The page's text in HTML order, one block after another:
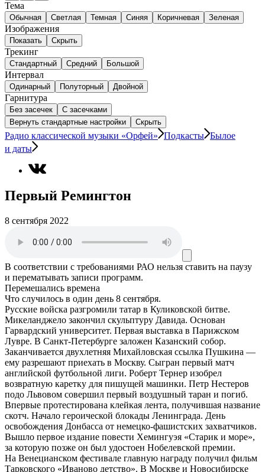
Тема
Обычная Светлая Темная Синяя Коричневая Зеленая
Изображения
Показать Скрыть
Трекинг
Стандартный Средний Большой
Интервал
Одинарный Полуторный Двойной
Гарнитура
Без засечек
С засечками
Вернуть стандартные настройки
Скрыть
Радио классической музыки «Орфей» Подкасты Былое
и даты
Первый Ремингтон
8 сентября 2022
В соответствии с требованиями РАО нельзя ставить на паузу
и перематывать записи программ.
Перемешались времена
Что случилось в один день 8 сентября.
Русские войска разгромили татар в Куликовской битве.
Микеланджело закончил скульптуру Давида. Основан
Гарвардский университет. Первая выставка в Парижском
Лувре. В Санкт-Петербурге заложен Казанский собор.
Заканчивается двухлетняя Михайловская ссылка Пушкина —
ему разрешают приехать в Москву. Сыгран первый матч
английской футбольной лиги. Роберт Тернер изобрел
возвратную каретку для пишущей машинки. Петр Нестеров
подо Львовом совершил первый воздушный таран и погиб.
Впервые протестирована клейкая лента, получившая название
скотч. Начало героической блокады Ленинграда. День
освобождения Донбасса от немецко-фашистских захватчиков.
Вышло первое издание повести Хемингуэя «Старик и море»,
за которую позже он был удостоен Нобелевской премии.
На Венецианском фестивале главную награду получил фильм
Тарковского «Иваново детство». В Москве и Новосибирске